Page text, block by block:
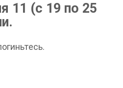
11 (с 19 по 25